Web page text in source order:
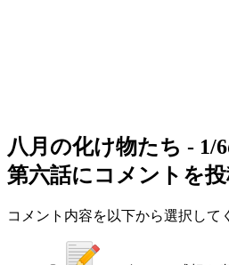
八月の化け物たち - 1/
第六話にコメントを
コメント内容を以下から選択して